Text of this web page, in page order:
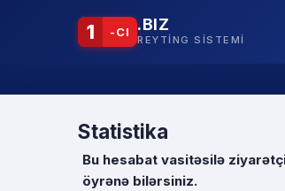
1 -CI .BIZ
REYTING SISTEMI
Statistika
Bu hesabat vasitəsilə
öyrənə bilərsiniz.